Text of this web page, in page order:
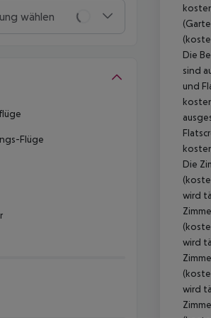
wählen
Flüge
Die
sind
und
Die
wird
wird
wird